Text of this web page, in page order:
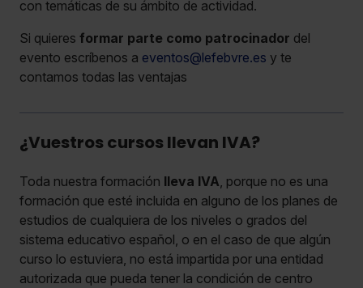
con temáticas de su ámbito de actividad.
Si quieres formar parte como patrocinador del
evento escríbenos a eventos@lefebvre.es y te
contamos todas las ventajas
¿Vuestros cursos llevan IVA?
Toda nuestra formación lleva IVA , porque no es una
formación que esté incluida en alguno de los planes de
estudios de cualquiera de los niveles o grados del
sistema educativo español, o en el caso de que algún
curso lo estuviera, no está impartida por una entidad
autorizada que pueda tener la condición de centro